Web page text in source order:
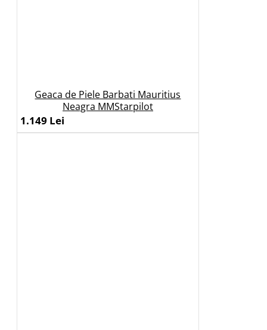
Geaca de Piele Barbati Mauritius
Neagra MMStarpilot
1.149 Lei